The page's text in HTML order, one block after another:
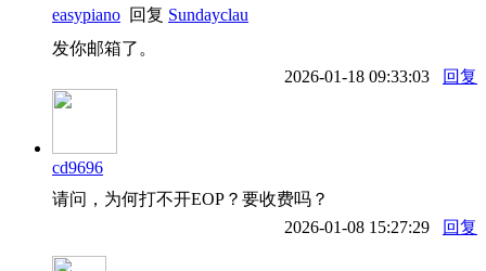
easypiano 回复 Sundayclau
发你邮箱了。
2026-01-18 09:33:03
回复
cd9696
请问，为何打不开EOP？要收费吗？
2026-01-08 15:27:29
回复